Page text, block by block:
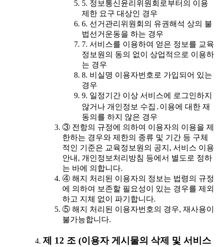
5. 정보통신윤리위원회로부터의 이용
제한 요구 대상인 경우
6. 선거관리위원회의 유권해석 상의 불
법선거운동을 하는 경우
7. 서비스를 이용하여 얻은 정보를 교육
정보원의 동의 없이 상업적으로 이용하
는 경우
8. 비실명 이용자번호로 가입되어 있는
경우
9. 일정기간 이상 서비스에 로그인하지
않거나 개인정보 수집․이용에 대한 재
동의를 하지 않은 경우
③ 전항의 규정에 의하여 이용자의 이용을 제
한하는 경우와 제한의 종류 및 기간 등 구체
적인 기준은 교육정보원의 공지, 서비스 이용
안내, 개인정보처리방침 등에서 별도로 정하
는 바에 의합니다.
④ 해지 처리된 이용자의 정보는 법령의 규정
에 의하여 보존할 필요성이 있는 경우를 제외
하고 지체 없이 파기합니다.
⑤ 해지 처리된 이용자번호의 경우, 재사용이
불가능합니다.
제 12 조 (이용자 게시물의 삭제 및 서비스